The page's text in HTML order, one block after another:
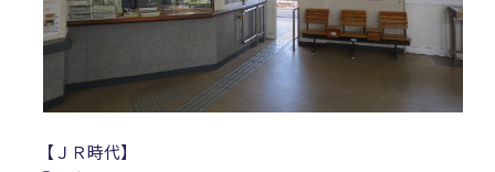
【ＪＲ時代】